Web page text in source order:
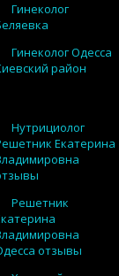
Гинеколог
Гинеколог Одесса
район
Нутрициолог
Екатерина
Решетник
отзывы